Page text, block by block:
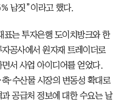
남짓”이라고 했다.
표는 투자은행 도이치방크와 한
자공사에서 원자재 트레이더로
면서 사업 아이디어를 얻었다.
축⋅수산물 시장의 변동성 확대로
과 공급처 정보에 대한 수요는 날